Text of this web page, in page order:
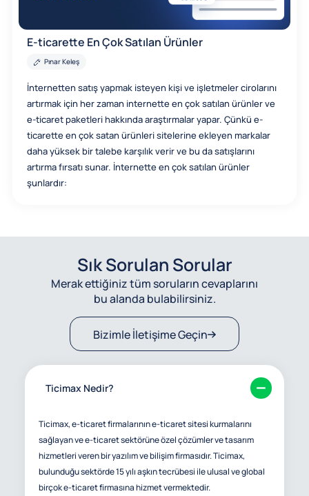
E-ticarette En Çok Satılan Ürünler
Pınar Keleş
İnternetten satış yapmak isteyen kişi ve işletmeler cirolarını
artırmak için her zaman internette en çok satılan ürünler ve
e-ticaret paketleri hakkında araştırmalar yapar. Çünkü e-
ticarette en çok satan ürünleri sitelerine ekleyen markalar
daha yüksek bir talebe karşılık verir ve bu da satışlarını
artırma fırsatı sunar. İnternette en çok satılan ürünler
şunlardır:
Sık Sorulan Sorular
Merak ettiğiniz tüm soruların cevaplarını
bu alanda bulabilirsiniz.
Bizimle İletişime Geçin
Ticimax Nedir?
Ticimax, e-ticaret firmalarının e-ticaret sitesi kurmalarını
sağlayan ve e-ticaret sektörüne özel çözümler ve tasarım
hizmetleri veren bir yazılım ve bilişim firmasıdır. Ticimax,
bulunduğu sektörde 15 yılı aşkın tecrübesi ile ulusal ve global
birçok e-ticaret firmasına hizmet vermektedir.